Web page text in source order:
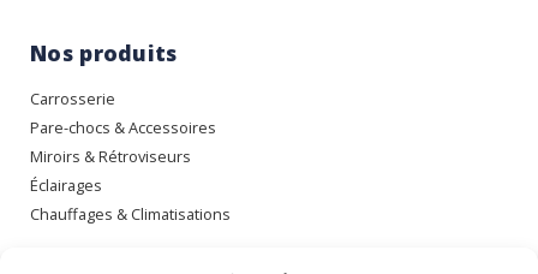
Nos produits
Carrosserie
Pare-chocs & Accessoires
Miroirs & Rétroviseurs
Éclairages
Chauffages & Climatisations